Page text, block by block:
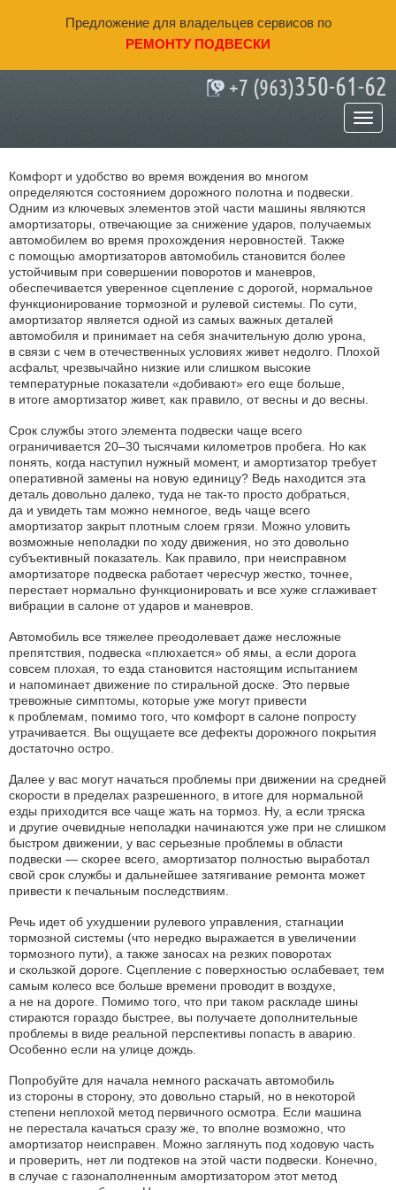
Предложение для владельцев сервисов по
РЕМОНТУ ПОДВЕСКИ
+7 (963)350-61-62
Комфорт и удобство во время вождения во многом
определяются состоянием дорожного полотна и подвески.
Одним из ключевых элементов этой части машины являются
амортизаторы, отвечающие за снижение ударов, получаемых
автомобилем во время прохождения неровностей. Также
с помощью амортизаторов автомобиль становится более
устойчивым при совершении поворотов и маневров,
обеспечивается уверенное сцепление с дорогой, нормальное
функционирование тормозной и рулевой системы. По сути,
амортизатор является одной из самых важных деталей
автомобиля и принимает на себя значительную долю урона,
в связи с чем в отечественных условиях живет недолго. Плохой
асфальт, чрезвычайно низкие или слишком высокие
температурные показатели «добивают» его еще больше,
в итоге амортизатор живет, как правило, от весны и до весны.
Срок службы этого элемента подвески чаще всего
ограничивается 20–30 тысячами километров пробега. Но как
понять, когда наступил нужный момент, и амортизатор требует
оперативной замены на новую единицу? Ведь находится эта
деталь довольно далеко, туда не так-то просто добраться,
да и увидеть там можно немногое, ведь чаще всего
амортизатор закрыт плотным слоем грязи. Можно уловить
возможные неполадки по ходу движения, но это довольно
субъективный показатель. Как правило, при неисправном
амортизаторе подвеска работает чересчур жестко, точнее,
перестает нормально функционировать и все хуже сглаживает
вибрации в салоне от ударов и маневров.
Автомобиль все тяжелее преодолевает даже несложные
препятствия, подвеска «плюхается» об ямы, а если дорога
совсем плохая, то езда становится настоящим испытанием
и напоминает движение по стиральной доске. Это первые
тревожные симптомы, которые уже могут привести
к проблемам, помимо того, что комфорт в салоне попросту
утрачивается. Вы ощущаете все дефекты дорожного покрытия
достаточно остро.
Далее у вас могут начаться проблемы при движении на средней
скорости в пределах разрешенного, в итоге для нормальной
езды приходится все чаще жать на тормоз. Ну, а если тряска
и другие очевидные неполадки начинаются уже при не слишком
быстром движении, у вас серьезные проблемы в области
подвески — скорее всего, амортизатор полностью выработал
свой срок службы и дальнейшее затягивание ремонта может
привести к печальным последствиям.
Речь идет об ухудшении рулевого управления, стагнации
тормозной системы (что нередко выражается в увеличении
тормозного пути), а также заносах на резких поворотах
и скользкой дороге. Сцепление с поверхностью ослабевает, тем
самым колесо все больше времени проводит в воздухе,
а не на дороге. Помимо того, что при таком раскладе шины
стираются гораздо быстрее, вы получаете дополнительные
проблемы в виде реальной перспективы попасть в аварию.
Особенно если на улице дождь.
Попробуйте для начала немного раскачать автомобиль
из стороны в сторону, это довольно старый, но в некоторой
степени неплохой метод первичного осмотра. Если машина
не перестала качаться сразу же, то вполне возможно, что
амортизатор неисправен. Можно заглянуть под ходовую часть
и проверить, нет ли подтеков на этой части подвески. Конечно,
в случае с газонаполненным амортизатором этот метод